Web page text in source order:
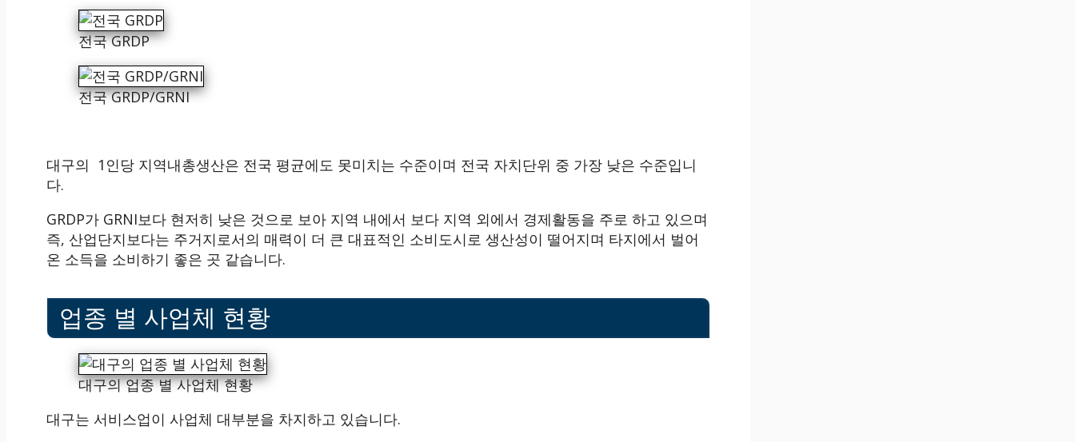
전국 GRDP
전국 GRDP/GRNI
대구의 1인당 지역내총생산은 전국 평균에도 못미치는 수준이며 전국 자치단위 중 가장 낮은 수준입니
다.
GRDP가 GRNI보다 현저히 낮은 것으로 보아 지역 내에서 보다 지역 외에서 경제활동을 주로 하고 있으며
즉, 산업단지보다는 주거지로서의 매력이 더 큰 대표적인 소비도시로 생산성이 떨어지며 타지에서 벌어
온 소득을 소비하기 좋은 곳 같습니다.
업종 별 사업체 현황
대구의 업종 별 사업체 현황
대구는 서비스업이 사업체 대부분을 차지하고 있습니다.